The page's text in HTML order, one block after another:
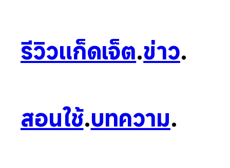
รีวิวแก็ดเจ็ต.ข่าว.
สอนใช้.บทความ.